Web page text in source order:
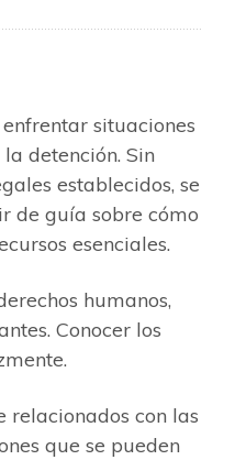
situaciones
detención. Sin
establecidos, se
de guía sobre cómo
esenciales.
humanos,
Conocer los
relacionados con las
que se pueden